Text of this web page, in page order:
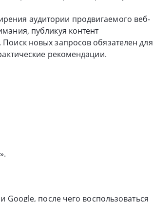
аудитории продвигаемого веб-
публикуя контент
новых запросов обязателен для
рекомендации.
после чего воспользоваться